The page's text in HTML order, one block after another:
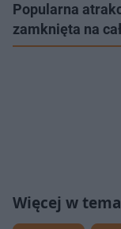
Popularna
zamknięta na